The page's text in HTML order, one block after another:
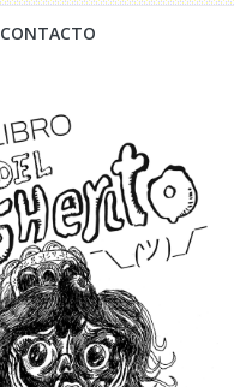
CONTACTO